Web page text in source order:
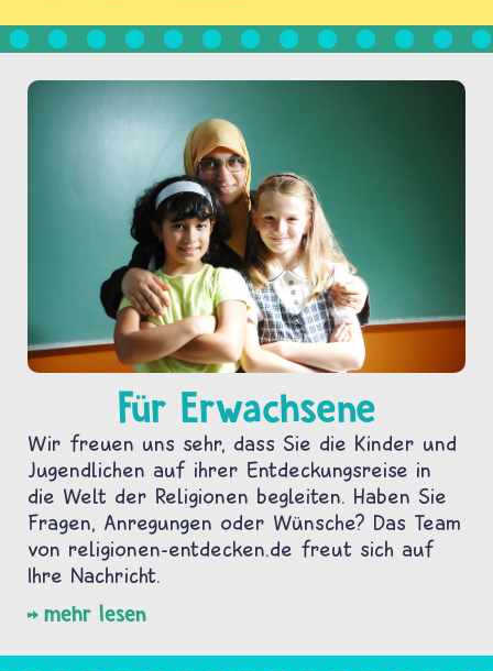
Für Erwachsene
Wir freuen uns sehr, dass Sie die Kinder und
Jugendlichen auf ihrer Entdeckungsreise in
die Welt der Religionen begleiten. Haben Sie
Fragen, Anregungen oder Wünsche? Das Team
von religionen-entdecken.de freut sich auf
Ihre Nachricht.
mehr lesen